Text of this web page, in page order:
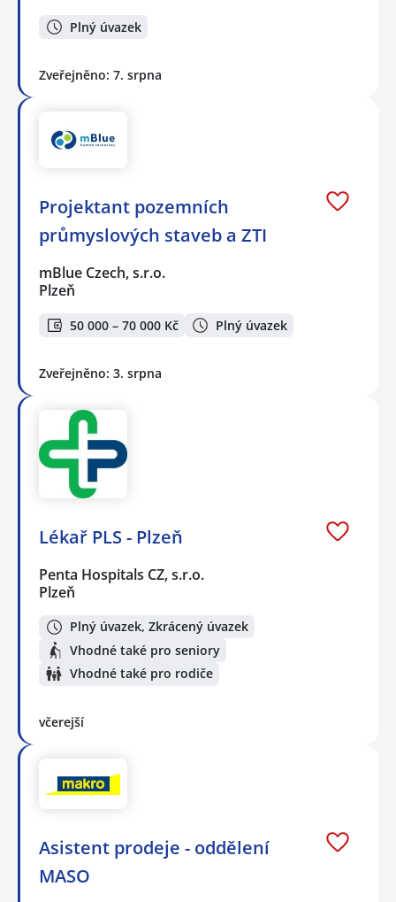
Plný úvazek
Zveřejněno: 7. srpna
Projektant pozemních
průmyslových staveb a ZTI
mBlue Czech, s.r.o.
Plzeň
50 000 – 70 000 Kč Plný úvazek
Zveřejněno: 3. srpna
Lékař PLS - Plzeň
Penta Hospitals CZ, s.r.o.
Plzeň
Plný úvazek, Zkrácený úvazek
Vhodné také pro seniory
Vhodné také pro rodiče
včerejší
Asistent prodeje - oddělení
MASO